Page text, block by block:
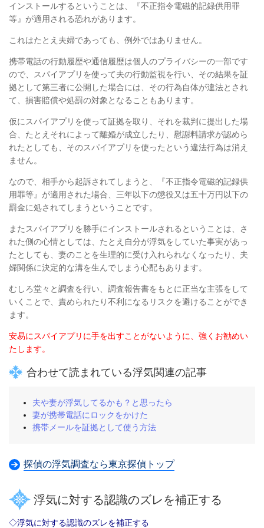
インストールするということは、『不正指令電磁的記録供用罪
等』が適用される恐れがあります。
これはたとえ夫婦であっても、例外ではありません。
携帯電話の行動履歴や通信履歴は個人のプライバシーの一部です
ので、スパイアプリを使って夫の行動監視を行い、その結果を証
拠として第三者に公開した場合には、その行為自体が違法とされ
て、損害賠償や処罰の対象となることもあります。
仮にスパイアプリを使って証拠を取り、それを裁判に提出した場
合、たとえそれによって離婚が成立したり、慰謝料請求が認めら
れたとしても、そのスパイアプリを使ったという違法行為は消え
ません。
なので、相手から起訴されてしまうと、『不正指令電磁的記録供
用罪等』が適用された場合、三年以下の懲役又は五十万円以下の
罰金に処されてしまうということです。
またスパイアプリを勝手にインストールされるということは、さ
れた側の心情としては、たとえ自分が浮気をしていた事実があっ
たとしても、妻のことを生理的に受け入れられなくなったり、夫
婦関係に決定的な溝を生んでしまう心配もあります。
むしろ堂々と調査を行い、調査報告書をもとに正当な主張をして
いくことで、責められたり不利になるリスクを避けることができ
ます。
安易にスパイアプリに手を出すことがないように、強くお勧めい
たします。
合わせて読まれている浮気関連の記事
夫や妻が浮気してるかも？と思ったら
妻が携帯電話にロックをかけた
携帯メールを証拠として使う方法
探偵の浮気調査なら東京探偵トップ
浮気に対する認識のズレを補正する
◇浮気に対する認識のズレを補正する